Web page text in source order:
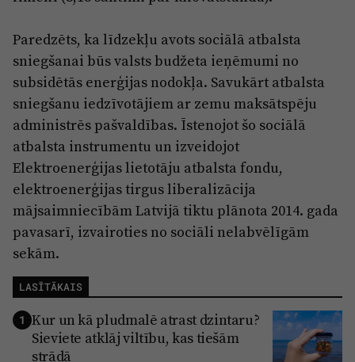
Paredzēts, ka līdzekļu avots sociālā atbalsta
sniegšanai būs valsts budžeta ieņēmumi no
subsidētās enerģijas nodokļa. Savukārt atbalsta
sniegšanu iedzīvotājiem ar zemu maksātspēju
administrēs pašvaldības. Īstenojot šo sociālā
atbalsta instrumentu un izveidojot
Elektroenerģijas lietotāju atbalsta fondu,
elektroenerģijas tirgus liberalizācija
mājsaimniecībām Latvijā tiktu plānota 2014. gada
pavasarī, izvairoties no sociāli nelabvēlīgām
sekām.
LASĪTĀKAIS
1 Kur un kā pludmalē atrast dzintaru?
Sieviete atklāj viltību, kas tiešām
strādā